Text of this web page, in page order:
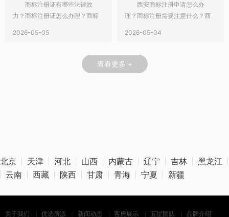
商标注册证有哪些法律效
力？商标注册证怎么办理？商标
商标注册申请。今年开始将不再
发放纸质商标注册证了，但是，
2026-05-05
西安商标注册申请怎么办
理？商标注册需要注意什么？商
西安注册商标要么自己注册要么
委托商标代理机构，具体的还要
2026-05-04
查看更多 +
北京 天津 河北 山西 内蒙古 辽宁 吉林
黑龙江
云南
西藏 陕西 甘肃 青海 宁夏 新疆
关于我们 优选房源 新闻动态 客房展示 五星团队 品牌介绍